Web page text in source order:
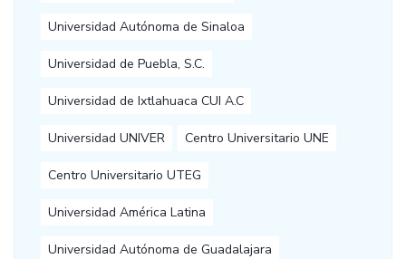
Universidad Autónoma de Sinaloa
Universidad de Puebla, S.C.
Universidad de Ixtlahuaca CUI A.C
Universidad UNIVER Centro Universitario UNE
Centro Universitario UTEG
Universidad América Latina
Universidad Autónoma de Guadalajara